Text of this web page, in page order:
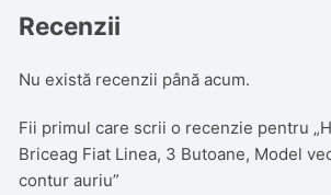
Recenzii
Nu există recenzii până acum.
Fii primul care scrii o recenzie pentru
Briceag Fiat Linea, 3 Butoane, Model
contur auriu”